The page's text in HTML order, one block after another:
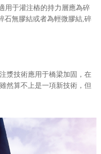
用于灌注樁的持力層應為碎
石無膠結或者為輕微膠結,碎
漿技術應用于橋梁加固，在
然算不上是一項新技術，但